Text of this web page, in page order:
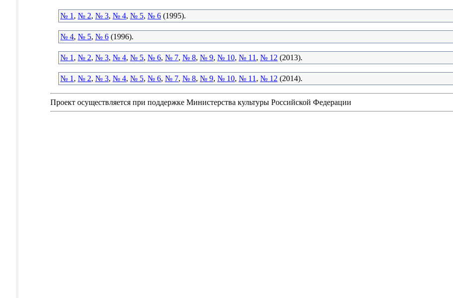
№ 1 , № 2, № 3, № 4, № 5, № 6 (1995).
№ 4, № 5, № 6 (1996).
№ 1 , № 2, № 3, № 4, № 5, № 6, № 7, № 8, № 9, № 10, № 11 , № 12 (2013).
№ 1 , № 2, № 3, № 4, № 5, № 6, № 7, № 8, № 9, № 10, № 11 , № 12 (2014).
Проект осуществляется при поддержке Министерства культуры Российской Федерации